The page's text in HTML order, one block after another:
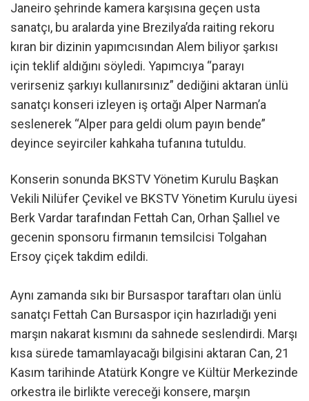
Janeiro şehrinde kamera karşısına geçen usta
sanatçı, bu aralarda yine Brezilya’da raiting rekoru
kıran bir dizinin yapımcısından Alem biliyor şarkısı
için teklif aldığını söyledi. Yapımcıya “parayı
verirseniz şarkıyı kullanırsınız” dediğini aktaran ünlü
sanatçı konseri izleyen iş ortağı Alper Narman’a
seslenerek “Alper para geldi olum payın bende”
deyince seyirciler kahkaha tufanına tutuldu.
Konserin sonunda BKSTV Yönetim Kurulu Başkan
Vekili Nilüfer Çevikel ve BKSTV Yönetim Kurulu üyesi
Berk Vardar tarafından Fettah Can, Orhan Şallıel ve
gecenin sponsoru firmanın temsilcisi Tolgahan
Ersoy çiçek takdim edildi.
Aynı zamanda sıkı bir Bursaspor taraftarı olan ünlü
sanatçı Fettah Can Bursaspor için hazırladığı yeni
marşın nakarat kısmını da sahnede seslendirdi. Marşı
kısa sürede tamamlayacağı bilgisini aktaran Can, 21
Kasım tarihinde Atatürk Kongre ve Kültür Merkezinde
orkestra ile birlikte vereceği konsere, marşın